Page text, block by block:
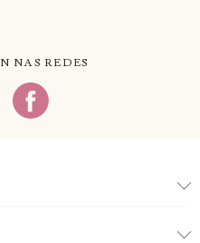
NAS REDES